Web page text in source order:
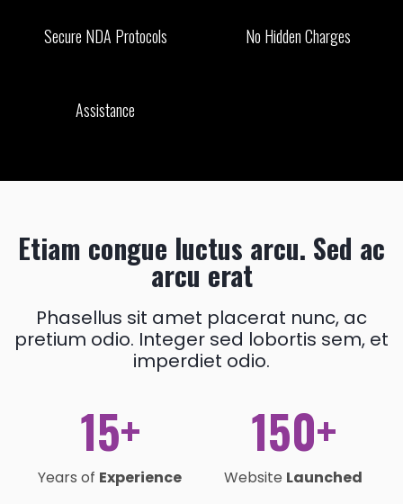
Secure NDA Protocols No Hidden Charges
Assistance
Etiam congue luctus arcu. Sed ac
arcu erat
Phasellus sit amet placerat nunc, ac
pretium odio. Integer sed lobortis sem, et
imperdiet odio.
15+
Years of Experience
150+
Website Launched